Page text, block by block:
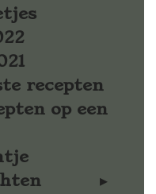
recepten
op een